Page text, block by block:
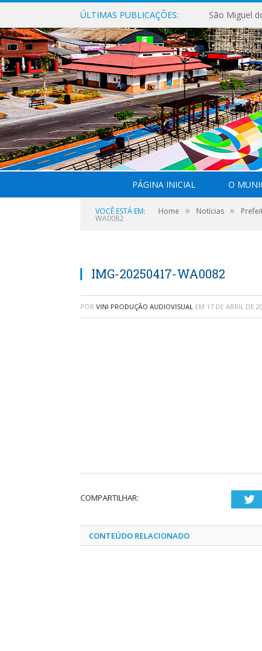
ÚLTIMAS PUBLICAÇÕES:
PÁGINA INICIAL O
VOCÊ ESTÁ EM: Home » Notícias »
WA0082
IMG-20250417-WA0082
POR VINI PRODUÇÃO AUDIOVISUAL EM 17 DE ABRIL DE
COMPARTILHAR:
CONTEÚDO RELACIONADO